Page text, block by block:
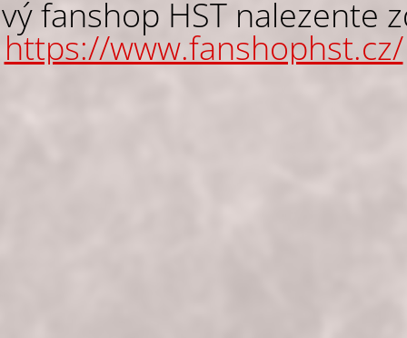
fanshop HST nalezente
https://www.fanshophst.cz/